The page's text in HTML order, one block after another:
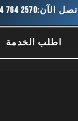
اتصل الآن:764 2570
اطلب الخدمة